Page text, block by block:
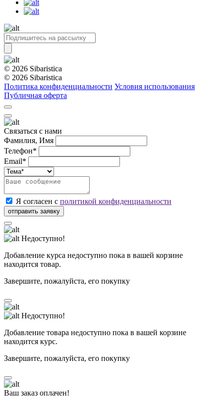
© 2026 Sibaristica
© 2026 Sibaristica
Политика конфиденциальности Условия использования
Публичная оферта
Связаться с нами
Фамилия, Имя
Телефон*
Email*
Я согласен с политикой конфиденциальности
Недоступно!
Добавление курса недоступно пока в вашей корзине
находится товар.
Завершите, пожалуйста, его покупку
Недоступно!
Добавление товара недоступно пока в вашей корзине
находится курс.
Завершите, пожалуйста, его покупку
Ваш заказ оплачен!